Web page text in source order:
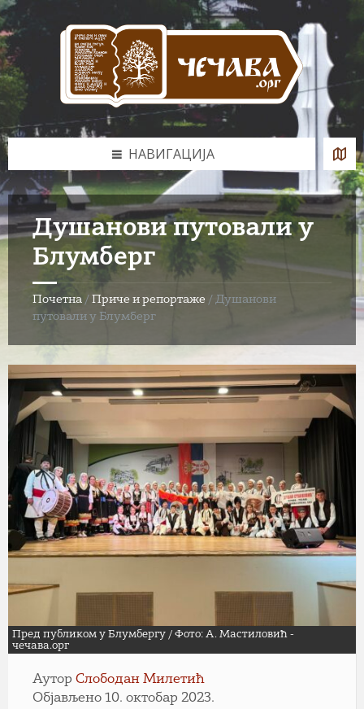
Skip
to
content
Skip
to
left
sidebar
Skip
to
footer
НАВИГАЦИЈА
Душанови путовали у
Блумберг
Почетна / Приче и репортаже / Душанови
путовали у Блумберг
Пред публиком у Блумбергу / Фото: А. Мастиловић -
чечава.орг
Аутор Слободан Милетић
Објављено 10. октобар 2023.